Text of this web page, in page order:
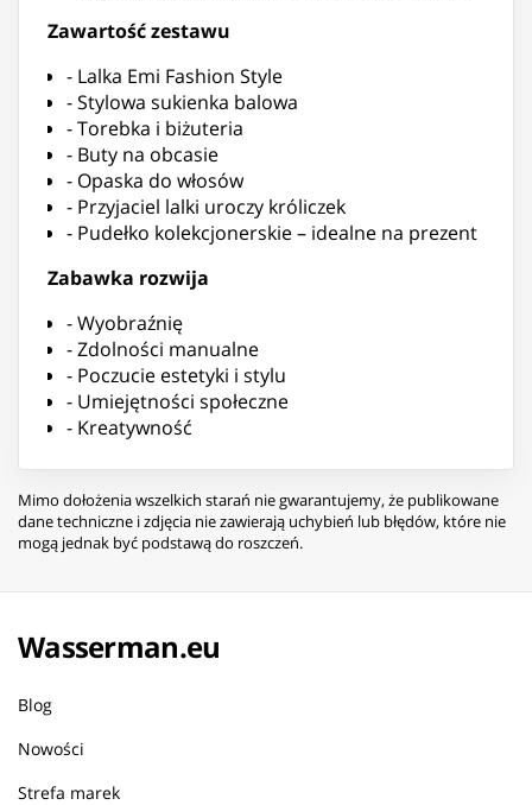
Zawartość zestawu
- Lalka Emi Fashion Style
- Stylowa sukienka balowa
- Torebka i biżuteria
- Buty na obcasie
- Opaska do włosów
- Przyjaciel lalki uroczy króliczek
- Pudełko kolekcjonerskie – idealne na prezent
Zabawka rozwija
- Wyobraźnię
- Zdolności manualne
- Poczucie estetyki i stylu
- Umiejętności społeczne
- Kreatywność
Mimo dołożenia wszelkich starań nie gwarantujemy, że publikowane
dane techniczne i zdjęcia nie zawierają uchybień lub błędów, które nie
mogą jednak być podstawą do roszczeń.
Wasserman.eu
Blog
Nowości
Strefa marek